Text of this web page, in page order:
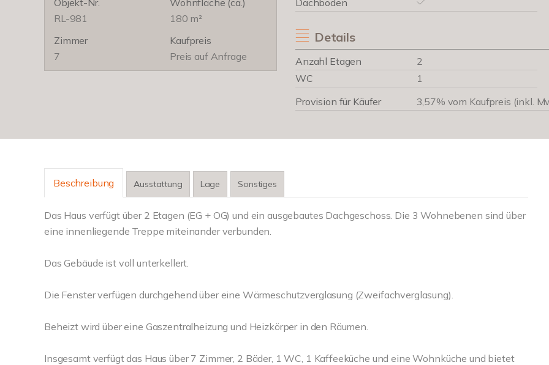
Objekt-Nr.
RL-981
Wohnfläche (ca.)
180 m²
Zimmer
7
Kaufpreis
Preis auf Anfrage
Dachboden
Details
Anzahl Etagen 2
WC
1
Provision für Käufer
3,57% vom Kaufpreis (inkl.
Beschreibung Ausstattung Lage Sonstiges
Das Haus verfügt über 2 Etagen (EG + OG) und ein ausgebautes Dachgeschoss. Die 3 Wohnebenen sind über
eine innenliegende Treppe miteinander verbunden.
Das Gebäude ist voll unterkellert.
Die Fenster verfügen durchgehend über eine Wärmeschutzverglasung (Zweifachverglasung).
Beheizt wird über eine Gaszentralheizung und Heizkörper in den Räumen.
Insgesamt verfügt das Haus über 7 Zimmer, 2 Bäder, 1 WC, 1 Kaffeeküche und eine Wohnküche und bietet